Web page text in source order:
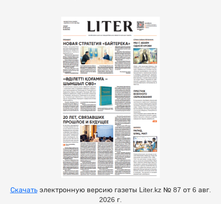
Скачатьэлектронную версию газеты Liter.kz № 87 от 6 авг.
2026 г.